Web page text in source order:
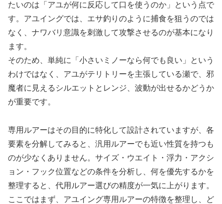
たいのは「アユが何に反応して口を使うのか」という点で
す。アユイングでは、エサ釣りのように捕食を狙うのでは
なく、ナワバリ意識を刺激して攻撃させるのが基本になり
ます。
そのため、単純に「小さいミノーなら何でも良い」という
わけではなく、アユがテリトリーを主張している瀬で、邪
魔者に見えるシルエットとレンジ、波動が出せるかどうか
が重要です。
専用ルアーはその目的に特化して設計されていますが、各
要素を分解してみると、汎用ルアーでも近い性質を持つも
のが少なくありません。サイズ・ウエイト・浮力・アクシ
ョン・フック位置などの条件を分析し、何を優先するかを
整理すると、代用ルアー選びの精度が一気に上がります。
ここではまず、アユイング専用ルアーの特徴を整理し、ど